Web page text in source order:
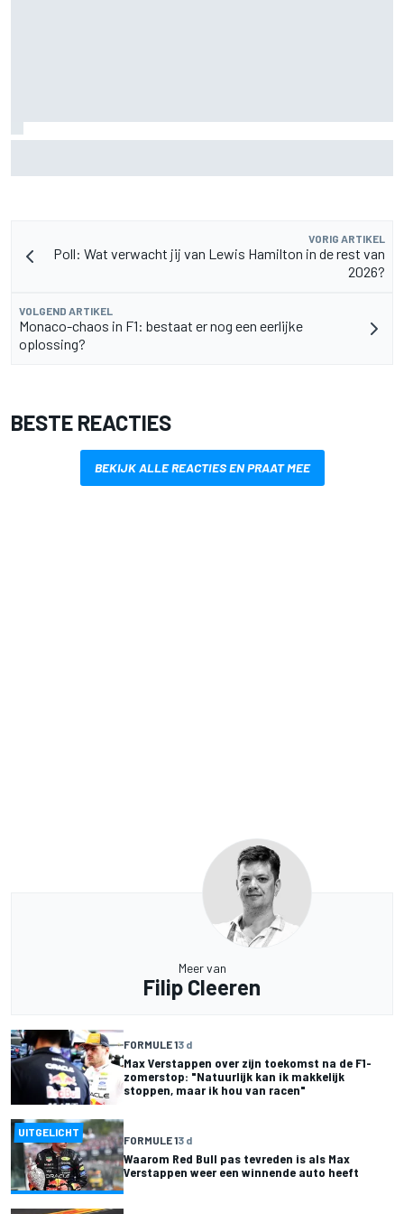
VORIG ARTIKEL
Poll: Wat verwacht jij van Lewis Hamilton in de rest van
2026?
VOLGEND ARTIKEL
Monaco-chaos in F1: bestaat er nog een eerlijke
oplossing?
BESTE REACTIES
BEKIJK ALLE REACTIES EN PRAAT MEE
Meer van
Filip Cleeren
FORMULE 13 d
Max Verstappen over zijn toekomst na de F1-
zomerstop: "Natuurlijk kan ik makkelijk
stoppen, maar ik hou van racen"
UITGELICHT
FORMULE 13 d
Waarom Red Bull pas tevreden is als Max
Verstappen weer een winnende auto heeft